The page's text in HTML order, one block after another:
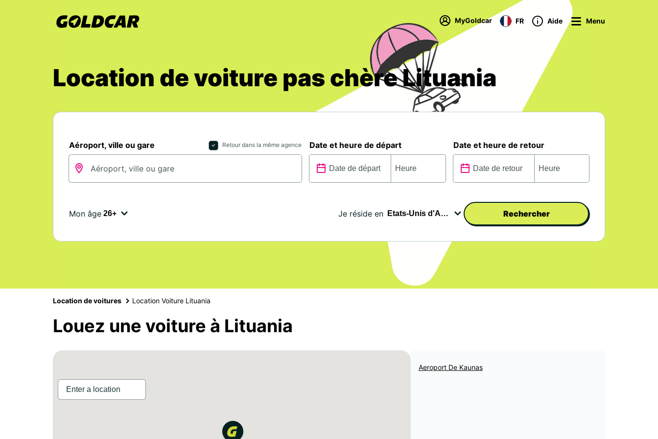
MyGoldcar FR Aide Menu
Location de voiture pas chère Lituania
Aéroport, ville ou gare Retour dans la même agence Date et heure de départ Date et heure de retour
Mon âge Je réside en Rechercher
Location de voitures Location Voiture Lituania
Louez une voiture à Lituania
Aeroport De Kaunas